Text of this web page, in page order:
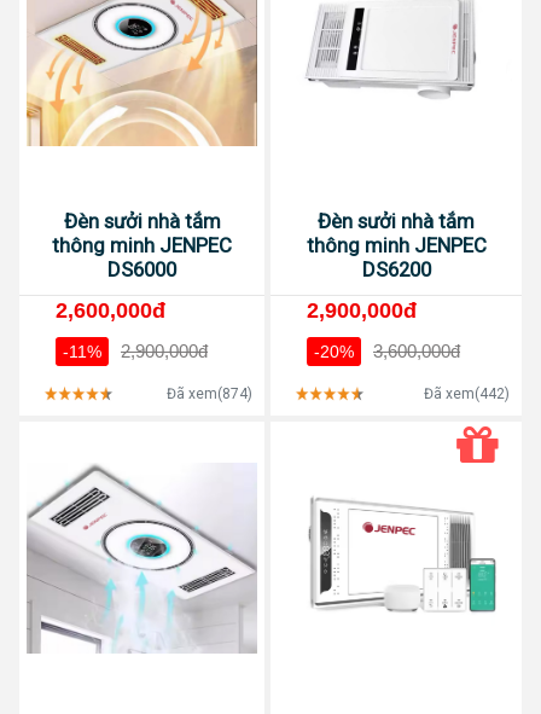
Đèn sưởi nhà tắm
thông minh JENPEC
DS6000
2,600,000đ
-11% 2,900,000đ
Đã xem(874)
Đèn sưởi nhà tắm
thông minh JENPEC
DS6200
2,900,000đ
-20% 3,600,000đ
Đã xem(442)